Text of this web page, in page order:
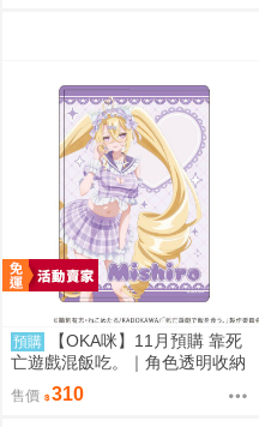
預購
【OKA咪】11月預購 靠死
亡遊戲混飯吃。｜角色透明收納
夾 02/ (新繪插畫) (御城)
售價 310